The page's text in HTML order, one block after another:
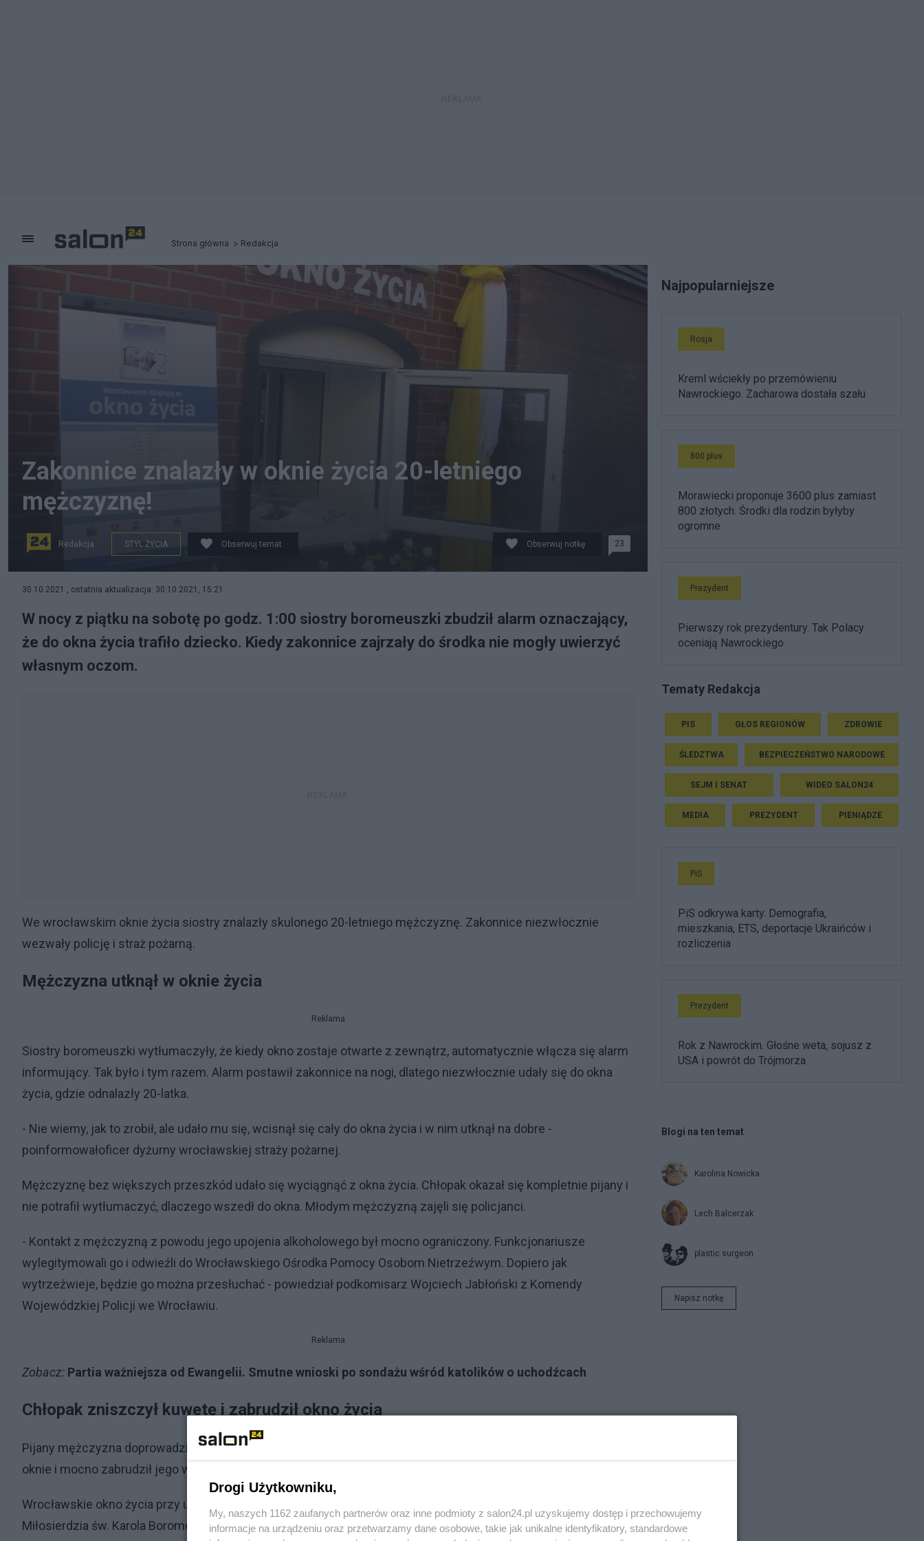
Strona główna Redakcja
Zakonnice znalazły w oknie życia 20-letniego
mężczyznę!
Redakcja STYL ŻYCIA Obserwuj temat Obserwuj notkę 23
30.10.2021 , ostatnia aktualizacja: 30.10.2021, 15:21
W nocy z piątku na sobotę po godz. 1:00 siostry boromeuszki zbudził alarm oznaczający,
że do okna życia trafiło dziecko. Kiedy zakonnice zajrzały do środka nie mogły uwierzyć
własnym oczom.
We wrocławskim oknie życia siostry znalazły skulonego 20-letniego mężczyznę. Zakonnice niezwłocznie
wezwały policję i straż pożarną.
Mężczyzna utknął w oknie życia
Reklama
Siostry boromeuszki wytłumaczyły, że kiedy okno zostaje otwarte z zewnątrz, automatycznie włącza się alarm
informujący. Tak było i tym razem. Alarm postawił zakonnice na nogi, dlatego niezwłocznie udały się do okna
życia, gdzie odnalazły 20-latka.
- Nie wiemy, jak to zrobił, ale udało mu się, wcisnął się cały do okna życia i w nim utknął na dobre -
poinformowałoficer dyżurny wrocławskiej straży pożarnej.
Mężczyznę bez większych przeszkód udało się wyciągnąć z okna życia. Chłopak okazał się kompletnie pijany i
nie potrafił wytłumaczyć, dlaczego wszedł do okna. Młodym mężczyzną zajęli się policjanci.
- Kontakt z mężczyzną z powodu jego upojenia alkoholowego był mocno ograniczony. Funkcjonariusze
wylegitymowali go i odwieźli do Wrocławskiego Ośrodka Pomocy Osobom Nietrzeźwym. Dopiero jak
wytrzeźwieje, będzie go można przesłuchać - powiedział podkomisarz Wojciech Jabłoński z Komendy
Wojewódzkiej Policji we Wrocławiu.
Reklama
Zobacz: Partia ważniejsza od Ewangelii. Smutne wnioski po sondażu wśród katolików o uchodźcach
Chłopak zniszczył kuwetę i zabrudził okno życia
Pijany mężczyzna doprowadził również do zniszczenia okna - uszkodził kuwetę, która zawsze znajduje się w
oknie i mocno zabrudził jego wnękę.
Wrocławskie okno życia przy ulicy Rydygiera 22-28 działa od 2009 roku w budynku Kongregacji Sióstr
Miłosierdzia św. Karola Boromeusza, w którym działa Zakład Opiekuńczo-Leczniczy. Zlokalizowane jest w
Najpopularniejsze
Rosja
Kreml wściekły po przemówieniu
Nawrockiego. Zacharowa dostała szału
800 plus
Morawiecki proponuje 3600 plus zamiast
800 złotych. Środki dla rodzin byłyby
ogromne
Prezydent
Pierwszy rok prezydentury. Tak Polacy
oceniają Nawrockiego
Tematy Redakcja
PIS GŁOS REGIONÓW ZDROWIE
ŚLEDZTWA BEZPIECZEŃSTWO NARODOWE
SEJM I SENAT WIDEO SALON24
MEDIA PREZYDENT PIENIĄDZE
PiS
PiS odkrywa karty. Demografia,
mieszkania, ETS, deportacje Ukraińców i
rozliczenia
Prezydent
Rok z Nawrockim. Głośne weta, sojusz z
USA i powrót do Trójmorza
Blogi na ten temat
Karolina Nowicka
Lech Balcerzak
plastic surgeon
Napisz notkę
Drogi Użytkowniku,
My, naszych 1162 zaufanych partnerów oraz inne podmioty z salon24.pl uzyskujemy dostęp i przechowujemy
informacje na urządzeniu oraz przetwarzamy dane osobowe, takie jak unikalne identyfikatory, standardowe